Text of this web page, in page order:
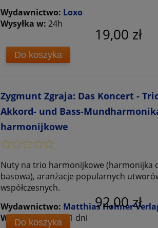
Wydawnictwo: Loxo
Wysyłka w: 24h
19,00 zł
Do koszyka
Zygmunt Zgraja: Das Koncert -
Akkord- und Bass-
harmonijkowe
Nuty na trio harmonijkowe (harmonijka
basowa), aranżacje popularnych
współczesnych.
Wydawnictwo: Matthias Hohner
Wysyłka w:10 - 21 dni
92,00 zł
Do koszyka